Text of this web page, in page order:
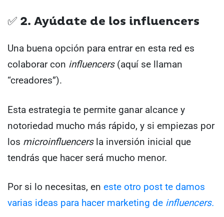
✅ 2. Ayúdate de los influencers
Una buena opción para entrar en esta red es
colaborar con influencers(aquí se llaman
“creadores”).
Esta estrategia te permite ganar alcance y
notoriedad mucho más rápido, y si empiezas por
los microinfluencersla inversión inicial que
tendrás que hacer será mucho menor.
Por si lo necesitas, en este otro post te damos
varias ideas para hacer marketing de influencers.